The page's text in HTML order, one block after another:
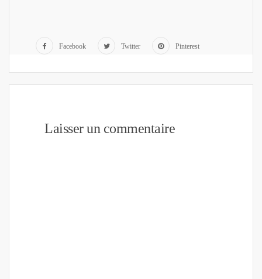
Facebook Twitter Pinterest
Laisser un commentaire